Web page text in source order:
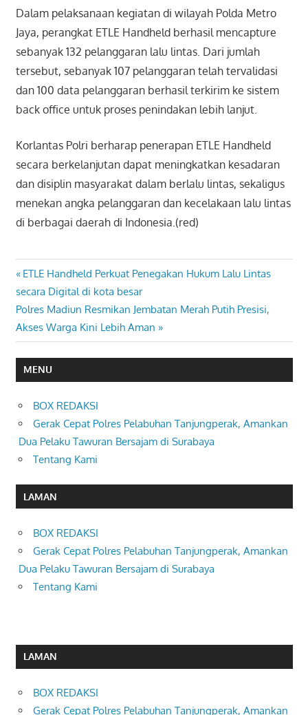
Dalam pelaksanaan kegiatan di wilayah Polda Metro
Jaya, perangkat ETLE Handheld berhasil mencapture
sebanyak 132 pelanggaran lalu lintas. Dari jumlah
tersebut, sebanyak 107 pelanggaran telah tervalidasi
dan 100 data pelanggaran berhasil terkirim ke sistem
back office untuk proses penindakan lebih lanjut.
Korlantas Polri berharap penerapan ETLE Handheld
secara berkelanjutan dapat meningkatkan kesadaran
dan disiplin masyarakat dalam berlalu lintas, sekaligus
menekan angka pelanggaran dan kecelakaan lalu lintas
di berbagai daerah di Indonesia.(red)
Navigasi
pos
Previous
Post:
ETLE Handheld Perkuat Penegakan Hukum Lalu Lintas
secara Digital di kota besar
Next
Post:
Polres Madiun Resmikan Jembatan Merah Putih Presisi,
Akses Warga Kini Lebih Aman
MENU
BOX REDAKSI
Gerak Cepat Polres Pelabuhan Tanjungperak, Amankan
Dua Pelaku Tawuran Bersajam di Surabaya
Tentang Kami
LAMAN
BOX REDAKSI
Gerak Cepat Polres Pelabuhan Tanjungperak, Amankan
Dua Pelaku Tawuran Bersajam di Surabaya
Tentang Kami
LAMAN
BOX REDAKSI
Gerak Cepat Polres Pelabuhan Tanjungperak, Amankan